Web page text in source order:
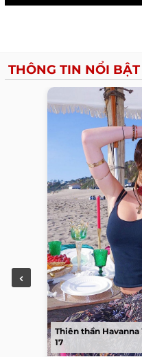
THÔNG TIN NỔI BẬT
Thiên thần
17